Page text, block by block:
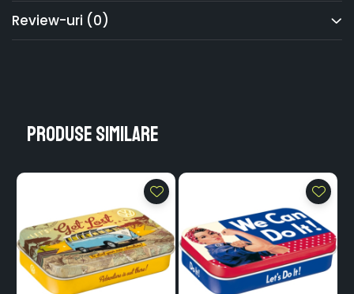
Review-uri (0)
Produse similare